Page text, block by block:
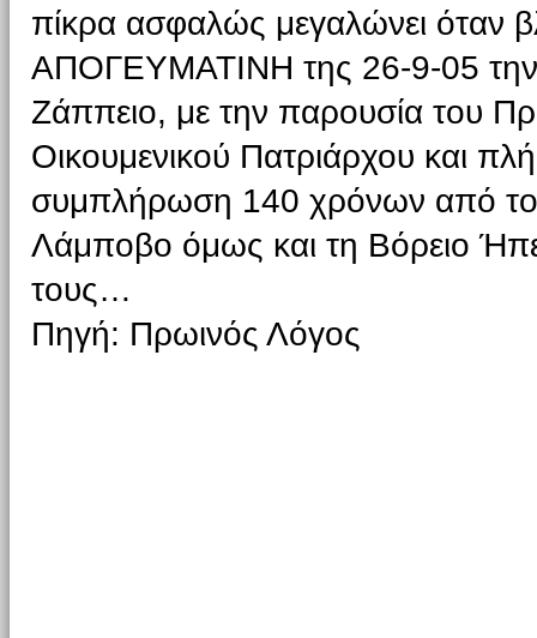
πίκρα ασφαλώς μεγαλώνει όταν
ΑΠΟΓΕΥ­ΜΑΤΙΝΗ της 26-9-05 την
Ζάππειο, με την παρουσία του
Οικουμενικού Πατριάρχου και
συμπλήρωση 140 χρόνων από το
Λάμποβο όμως και τη Βόρειο
τους…
Πηγή: Πρωινός Λόγος